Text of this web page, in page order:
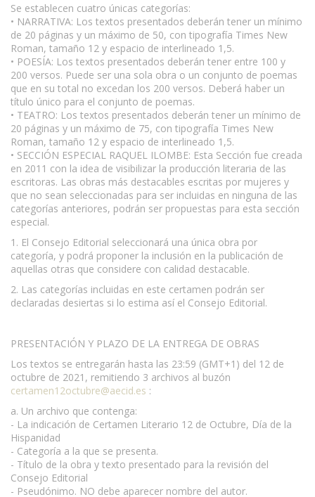
Se establecen cuatro únicas categorías:
• NARRATIVA: Los textos presentados deberán tener un mínimo
de 20 páginas y un máximo de 50, con tipografía Times New
Roman, tamaño 12 y espacio de interlineado 1,5.
• POESÍA: Los textos presentados deberán tener entre 100 y
200 versos. Puede ser una sola obra o un conjunto de poemas
que en su total no excedan los 200 versos. Deberá haber un
título único para el conjunto de poemas.
• TEATRO: Los textos presentados deberán tener un mínimo de
20 páginas y un máximo de 75, con tipografía Times New
Roman, tamaño 12 y espacio de interlineado 1,5.
• SECCIÓN ESPECIAL RAQUEL ILOMBE: Esta Sección fue creada
en 2011 con la idea de visibilizar la producción literaria de las
escritoras. Las obras más destacables escritas por mujeres y
que no sean seleccionadas para ser incluidas en ninguna de las
categorías anteriores, podrán ser propuestas para esta sección
especial.
1. El Consejo Editorial seleccionará una única obra por
categoría, y podrá proponer la inclusión en la publicación de
aquellas otras que considere con calidad destacable.
2. Las categorías incluidas en este certamen podrán ser
declaradas desiertas si lo estima así el Consejo Editorial.
PRESENTACIÓN Y PLAZO DE LA ENTREGA DE OBRAS
Los textos se entregarán hasta las 23:59 (GMT+1) del 12 de
octubre de 2021, remitiendo 3 archivos al buzón
certamen12octubre@aecid.es :
a. Un archivo que contenga:
- La indicación de Certamen Literario 12 de Octubre, Día de la
Hispanidad
- Categoría a la que se presenta.
- Título de la obra y texto presentado para la revisión del
Consejo Editorial
- Pseudónimo. NO debe aparecer nombre del autor.